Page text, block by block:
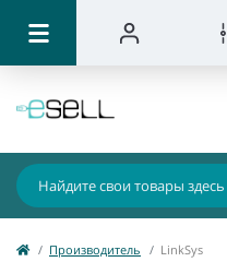
Производитель LinkSys